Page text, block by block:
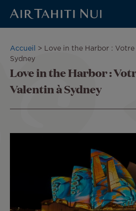
principal
Fil
d'Ariane
Accueil
Love in the Harbor :
Sydney
Love in the Harbor :
Valentin à Sydney